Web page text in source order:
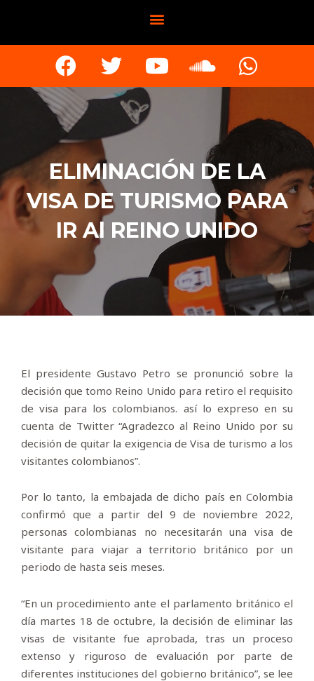
ELIMINACIÓN DE LA
VISA DE TURISMO PARA
IR Al REINO UNIDO
El presidente Gustavo Petro se pronunció sobre la
decisión que tomo Reino Unido para retiro el requisito
de visa para los colombianos. así lo expreso en su
cuenta de Twitter “Agradezco al Reino Unido por su
decisión de quitar la exigencia de Visa de turismo a los
visitantes colombianos”.
Por lo tanto, la embajada de dicho país en Colombia
confirmó que a partir del 9 de noviembre 2022,
personas colombianas no necesitarán una visa de
visitante para viajar a territorio británico por un
periodo de hasta seis meses.
“En un procedimiento ante el parlamento británico el
día martes 18 de octubre, la decisión de eliminar las
visas de visitante fue aprobada, tras un proceso
extenso y riguroso de evaluación por parte de
diferentes instituciones del gobierno británico”, se lee